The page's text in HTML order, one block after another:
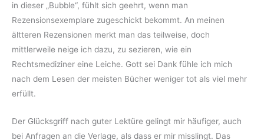
in dieser „Bubble“, fühlt sich geehrt, wenn man
Rezensionsexemplare zugeschickt bekommt. An meinen
ältteren Rezensionen merkt man das teilweise, doch
mittlerweile neige ich dazu, zu sezieren, wie ein
Rechtsmediziner eine Leiche. Gott sei Dank fühle ich mich
nach dem Lesen der meisten Bücher weniger tot als viel mehr
erfüllt.
Der Glücksgriff nach guter Lektüre gelingt mir häufiger, auch
bei Anfragen an die Verlage, als dass er mir misslingt. Das